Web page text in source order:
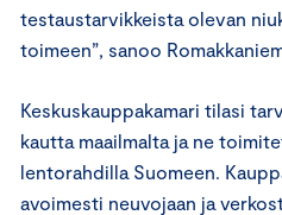
testaustarvikkeista olevan
toimeen”, sanoo
Keskuskauppakamari tilasi
kautta maailmalta ja ne
lentorahdilla Suomeen.
avoimesti neuvojaan ja